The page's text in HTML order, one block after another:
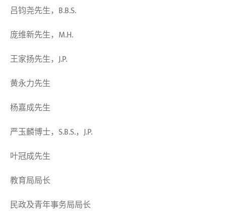
吕钧尧先生，B.B.S.
庞维新先生，M.H.
王家扬先生，J.P.
黄永力先生
杨嘉成先生
严玉麟博士，S.B.S.，J.P.
叶冠成先生
教育局局长
民政及青年事务局局长